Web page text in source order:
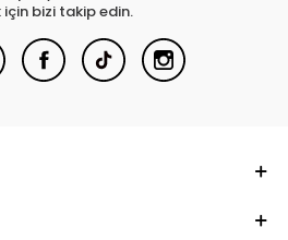
bizi takip edin.